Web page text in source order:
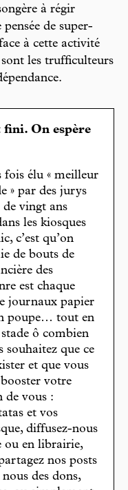
à régir
de super-
à cette activité
les trufficulteurs
On espère
fois élu « meilleur
» par des jurys
vingt ans
les kiosques
c’est qu’on
de bouts de
des
est chaque
journaux papier
poupe… tout en
ô combien
souhaitez que ce
et que vous
booster votre
de vous :
et vos
diffusez-nous
ou en librairie,
nos posts
des dons,